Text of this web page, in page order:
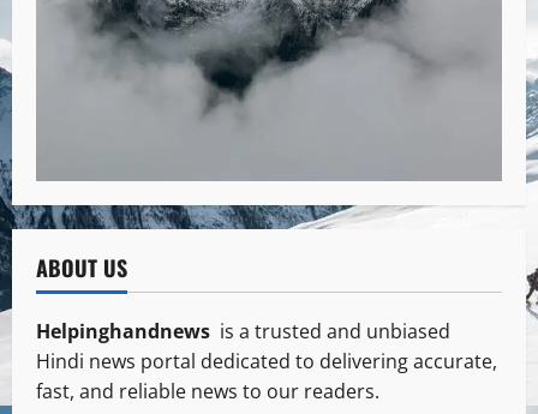
ABOUT US
Helpinghandnews is a trusted and unbiased
Hindi news portal dedicated to delivering accurate,
fast, and reliable news to our readers.